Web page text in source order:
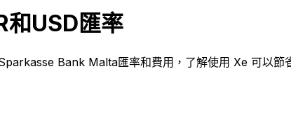
USD匯率
Bank Malta匯率和費用，了解使用 Xe 可以節